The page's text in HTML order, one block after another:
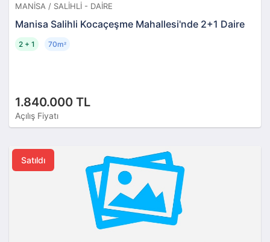
MANISA / SALIHLI - DAIRE
Manisa Salihli Kocaçeşme Mahallesi'nde 2+1 Daire
1.840.000 TL
Açılış Fiyatı
2 + 1 70m²
Satıldı